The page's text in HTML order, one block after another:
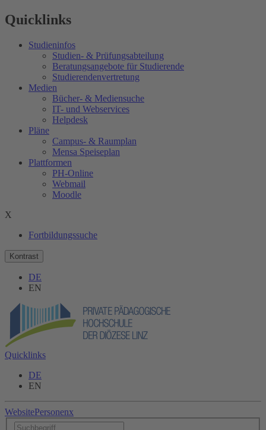
Quicklinks
Studieninfos
Studien- & Prüfungsabteilung
Beratungsangebote für Studierende
Studierendenvertretung
Medien
Bücher- & Mediensuche
IT- und Webservices
Helpdesk
Pläne
Campus- & Raumplan
Mensa Speiseplan
Plattformen
PH-Online
Webmail
Moodle
X
Fortbildungssuche
Kontrast
DE
EN
Quicklinks
DE
EN
WebsitePersonenx